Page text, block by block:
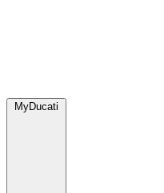
MyDucati